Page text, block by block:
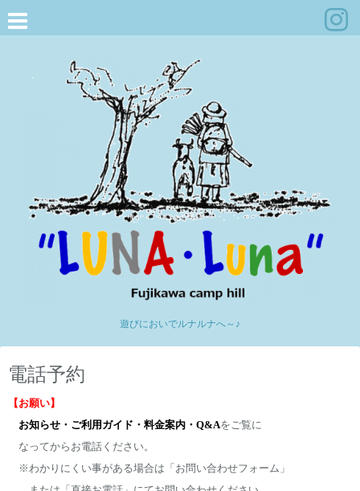
遊びにおいでルナルナへ～♪
電話予約
【お願い】
お知らせ・ご利用ガイド・料金案内・Q&Aをご覧に
なってからお電話ください。
※わかりにくい事がある場合は「お問い合わせフォーム」